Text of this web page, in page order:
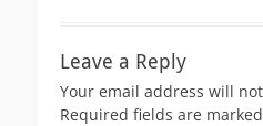
Leave a Reply
Your email address will
Required fields are marked